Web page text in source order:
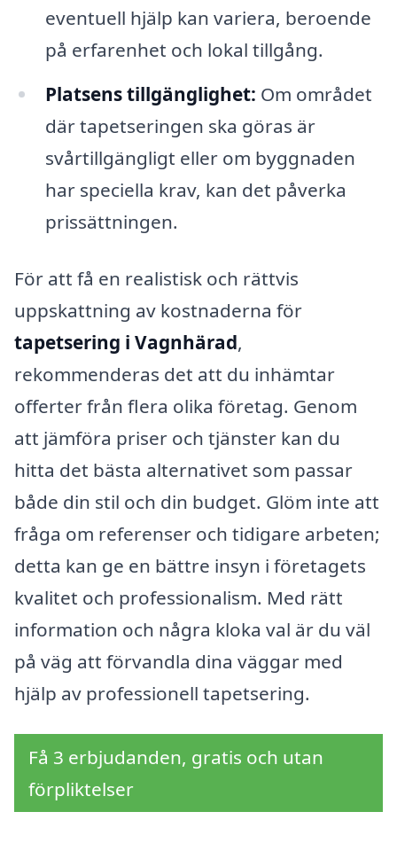
eventuell hjälp kan variera, beroende
på erfarenhet och lokal tillgång.
Platsens tillgänglighet: Om området
där tapetseringen ska göras är
svårtillgängligt eller om byggnaden
har speciella krav, kan det påverka
prissättningen.
För att få en realistisk och rättvis
uppskattning av kostnaderna för
tapetsering i Vagnhärad,
rekommenderas det att du inhämtar
offerter från flera olika företag. Genom
att jämföra priser och tjänster kan du
hitta det bästa alternativet som passar
både din stil och din budget. Glöm inte att
fråga om referenser och tidigare arbeten;
detta kan ge en bättre insyn i företagets
kvalitet och professionalism. Med rätt
information och några kloka val är du väl
på väg att förvandla dina väggar med
hjälp av professionell tapetsering.
Få 3 erbjudanden, gratis och utan
förpliktelser